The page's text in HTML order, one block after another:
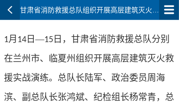
1月 14 日—15 日，甘肃省消防救援总队分别
在兰州市、临夏州组织开展高层建筑灭火救
援实战演练。总队长陆军、政治委员周海
滨、副总队长张鸿斌、纪检组长杨常青，总